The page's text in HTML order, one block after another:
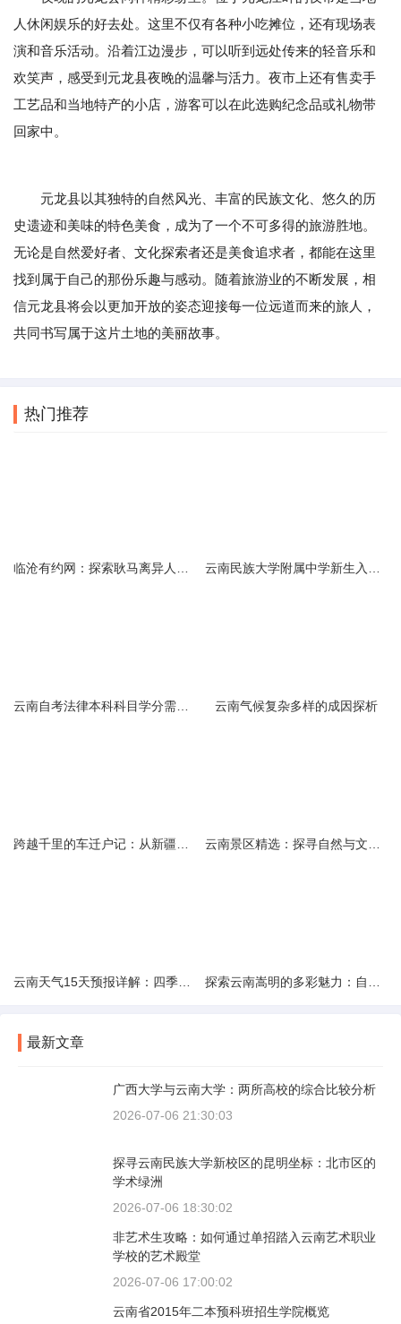
人休闲娱乐的好去处。这里不仅有各种小吃摊位，还有现场表
演和音乐活动。沿着江边漫步，可以听到远处传来的轻音乐和
欢笑声，感受到元龙县夜晚的温馨与活力。夜市上还有售卖手
工艺品和当地特产的小店，游客可以在此选购纪念品或礼物带
回家中。
元龙县以其独特的自然风光、丰富的民族文化、悠久的历
史遗迹和美味的特色美食，成为了一个不可多得的旅游胜地。
无论是自然爱好者、文化探索者还是美食追求者，都能在这里
找到属于自己的那份乐趣与感动。随着旅游业的不断发展，相
信元龙县将会以更加开放的姿态迎接每一位远道而来的旅人，
共同书写属于这片土地的美丽故事。
热门推荐
云南气候复杂多样的成因探析
最新文章
广西大学与云南大学：两所高校的综合比较分析
2026-07-06 21:30:03
探寻云南民族大学新校区的昆明坐标：北市区的
学术绿洲
2026-07-06 18:30:02
非艺术生攻略：如何通过单招踏入云南艺术职业
学校的艺术殿堂
2026-07-06 17:00:02
云南省2015年二本预科班招生学院概览